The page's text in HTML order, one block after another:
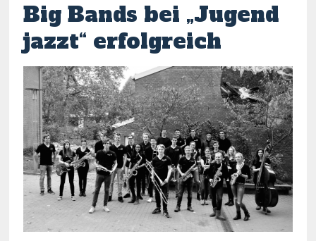
Big Bands bei „Jugend
jazzt“ erfolgreich